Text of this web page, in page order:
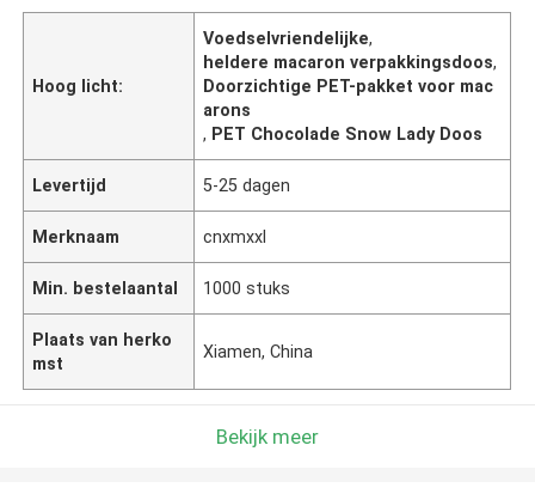
Hoog licht:
Voedselvriendelijke,
heldere macaron verpakkingsdoos,
Doorzichtige PET-pakket voor mac
arons
, PET Chocolade Snow Lady Doos
Levertijd 5-25 dagen
Merknaam cnxmxxl
Min. bestelaantal 1000 stuks
Plaats van herko
mst
Xiamen, China
Bekijk meer